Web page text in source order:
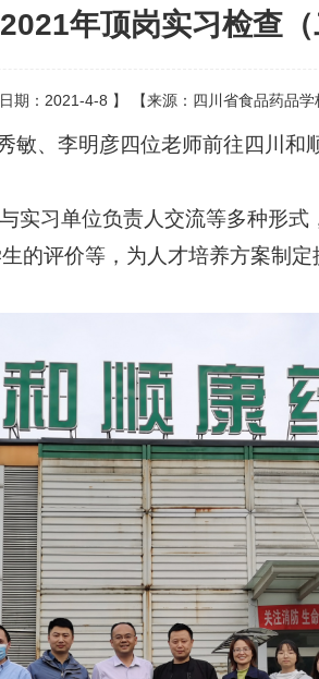
2021年顶岗实习检查（
日期：2021-4-8 】 【来源：四川省食品药品学
、李明彦四位老师前往四川和
习单位负责人交流等多种形式
的评价等，为人才培养方案制定